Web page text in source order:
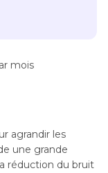
mois
agrandir les
une grande
réduction du bruit